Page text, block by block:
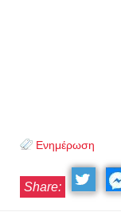
Ενημέρωση
Share: